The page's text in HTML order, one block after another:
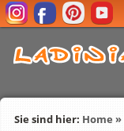
Sie sind hier: Home »